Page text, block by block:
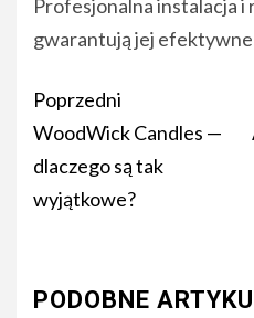
Profesjonalna instalacja i
gwarantują jej efektywne
Nawigacja
wpisu
Poprzedni
WoodWick Candles —
dlaczego są tak
wyjątkowe?
PODOBNE